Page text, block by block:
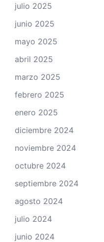
julio 2025
junio 2025
mayo 2025
abril 2025
marzo 2025
febrero 2025
enero 2025
diciembre 2024
noviembre 2024
octubre 2024
septiembre 2024
agosto 2024
julio 2024
junio 2024